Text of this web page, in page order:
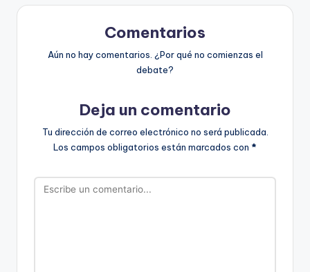
Comentarios
Aún no hay comentarios. ¿Por qué no comienzas el
debate?
Deja un comentario
Tu dirección de correo electrónico no será publicada.
Los campos obligatorios están marcados con *